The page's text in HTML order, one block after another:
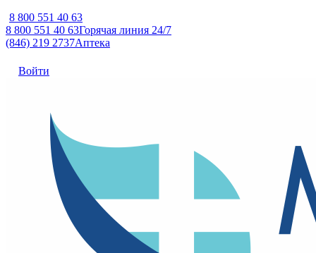
8 800 551 40 63
8 800 551 40 63Горячая линия 24/7
(846) 219 2737Аптека
Войти